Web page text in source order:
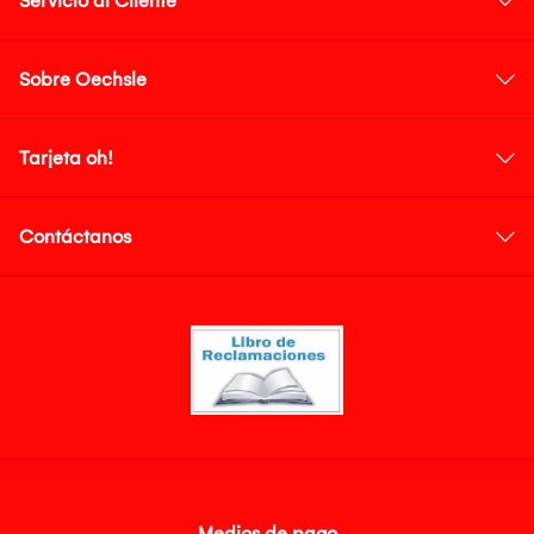
Sobre Oechsle
Tarjeta oh!
Contáctanos